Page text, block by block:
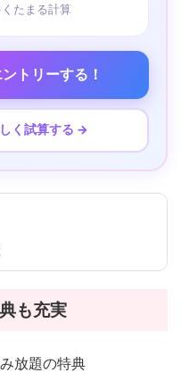
たまる計算
トリーする！
く試算する →
も充実
放題の特典